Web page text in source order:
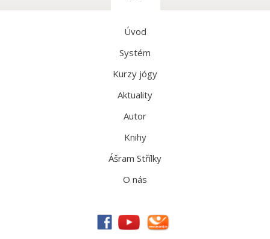
Úvod
Systém
Kurzy jógy
Aktuality
Autor
Knihy
Ášram Střílky
O nás